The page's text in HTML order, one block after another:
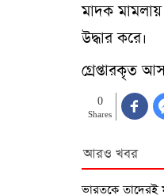
মাদক
উদ্ধার করে।
গ্রেপ্তারকৃত
0
Shares
আরও খবর
ভারতকে তাদেরই